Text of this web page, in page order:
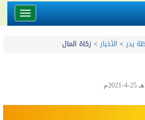
Toggle
بدر> الأخبار> زكاة المال